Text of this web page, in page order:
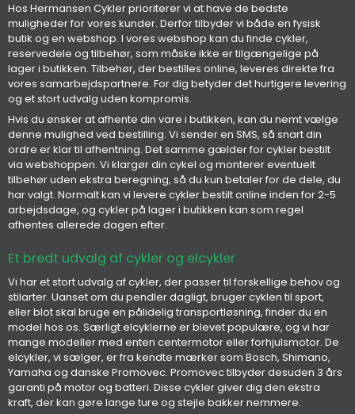
Hos Hermansen Cykler prioriterer vi at have de bedste
muligheder for vores kunder. Derfor tilbyder vi både en fysisk
butik og en webshop. I vores webshop kan du finde cykler,
reservedele og tilbehør, som måske ikke er tilgængelige på
lager i butikken. Tilbehør, der bestilles online, leveres direkte fra
vores samarbejdspartnere. For dig betyder det hurtigere levering
og et stort udvalg uden kompromis.
Hvis du ønsker at afhente din vare i butikken, kan du nemt vælge
denne mulighed ved bestilling. Vi sender en SMS, så snart din
ordre er klar til afhentning. Det samme gælder for cykler bestilt
via webshoppen. Vi klargør din cykel og monterer eventuelt
tilbehør uden ekstra beregning, så du kun betaler for de dele, du
har valgt. Normalt kan vi levere cykler bestilt online inden for 2-5
arbejdsdage, og cykler på lager i butikken kan som regel
afhentes allerede dagen efter.
Et bredt udvalg af cykler og elcykler
Vi har et stort udvalg af cykler, der passer til forskellige behov og
stilarter. Uanset om du pendler dagligt, bruger cyklen til sport,
eller blot skal bruge en pålidelig transportløsning, finder du en
model hos os. Særligt elcyklerne er blevet populære, og vi har
mange modeller med enten centermotor eller forhjulsmotor. De
elcykler, vi sælger, er fra kendte mærker som Bosch, Shimano,
Yamaha og danske Promovec. Promovec tilbyder desuden 3 års
garanti på motor og batteri. Disse cykler giver dig den ekstra
kraft, der kan gøre lange ture og stejle bakker nemmere.